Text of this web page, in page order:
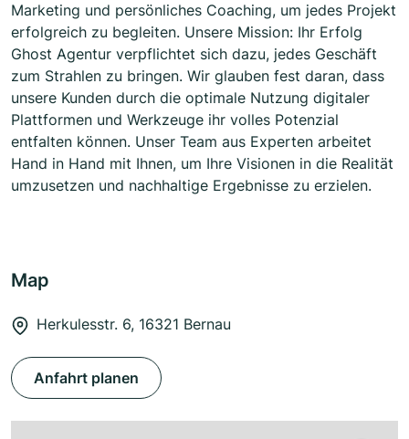
Marketing und persönliches Coaching, um jedes Projekt
erfolgreich zu begleiten. Unsere Mission: Ihr Erfolg
Ghost Agentur verpflichtet sich dazu, jedes Geschäft
zum Strahlen zu bringen. Wir glauben fest daran, dass
unsere Kunden durch die optimale Nutzung digitaler
Plattformen und Werkzeuge ihr volles Potenzial
entfalten können. Unser Team aus Experten arbeitet
Hand in Hand mit Ihnen, um Ihre Visionen in die Realität
umzusetzen und nachhaltige Ergebnisse zu erzielen.
Map
Herkulesstr. 6, 16321 Bernau
Anfahrt planen